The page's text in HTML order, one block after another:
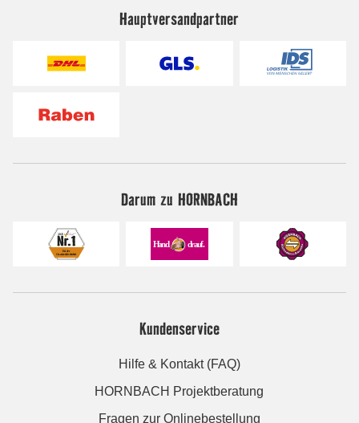
Hauptversandpartner
Darum zu HORNBACH
Kundenservice
Hilfe & Kontakt (FAQ)
HORNBACH Projektberatung
Fragen zur Onlinebestellung